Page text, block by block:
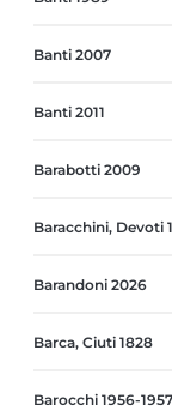
Banti 2007
Banti 2011
Barabotti 2009
Baracchini, Devoti
Barandoni 2026
Barca, Ciuti 1828
Barocchi 1956-1957